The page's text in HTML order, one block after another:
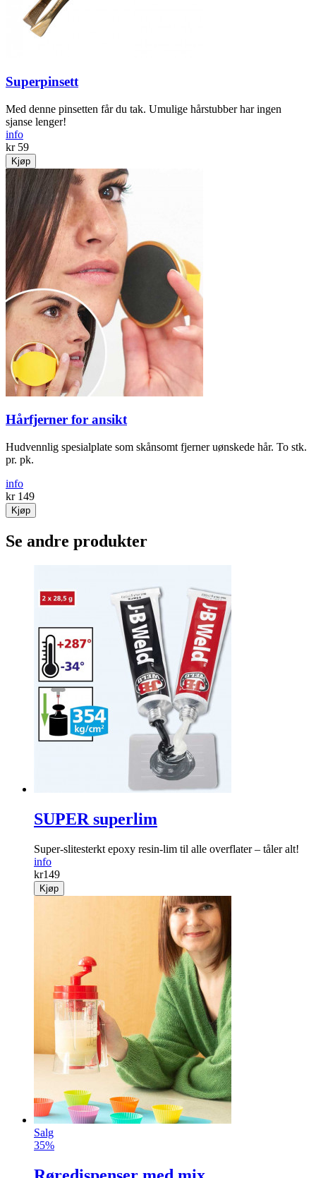
Superpinsett
Med denne pinsetten får du tak. Umulige hårstubber har ingen
sjanse lenger!
info
kr 59
Kjøp
Hårfjerner for ansikt
Hud­vennlig spesial­plate som skånsomt fjerner uønskede hår. To stk.
pr. pk.
info
kr 149
Kjøp
Se andre produkter
SUPER superlim
Super-­slitesterkt epoxy resin-lim til alle over­flater – tåler alt!
info
kr149
Kjøp
Salg
35%